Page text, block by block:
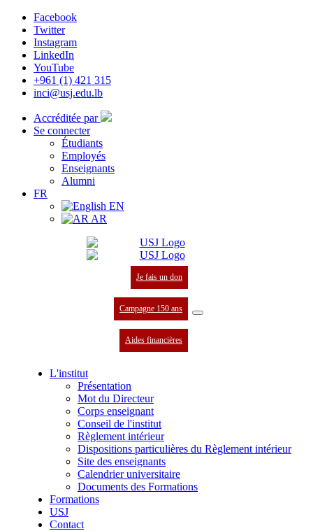
Facebook
Twitter
Instagram
LinkedIn
YouTube
+961 (1) 421 315
inci@usj.edu.lb
Accréditée par
Se connecter
Étudiants
Employés
Enseignants
Alumni
FR
EN
AR
Je fais un don
Campagne 150 ans
Aides financières
L'institut
Présentation
Mot du Directeur
Corps enseignant
Conseil de l'institut
Règlement intérieur
Dispositions particulières du Règlement intérieur
Site des enseignants
Calendrier universitaire
Documents des Formations
Formations
USJ
Contact